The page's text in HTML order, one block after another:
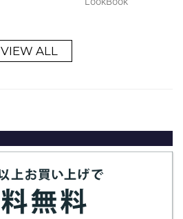
VIEW ALL